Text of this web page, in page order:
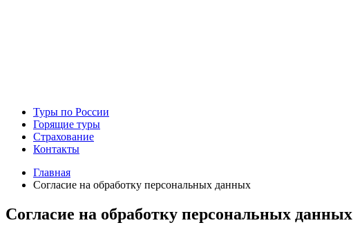
Туры по России
Горящие туры
Страхование
Контакты
Главная
Согласие на обработку персональных данных
Согласие на обработку персональных данных